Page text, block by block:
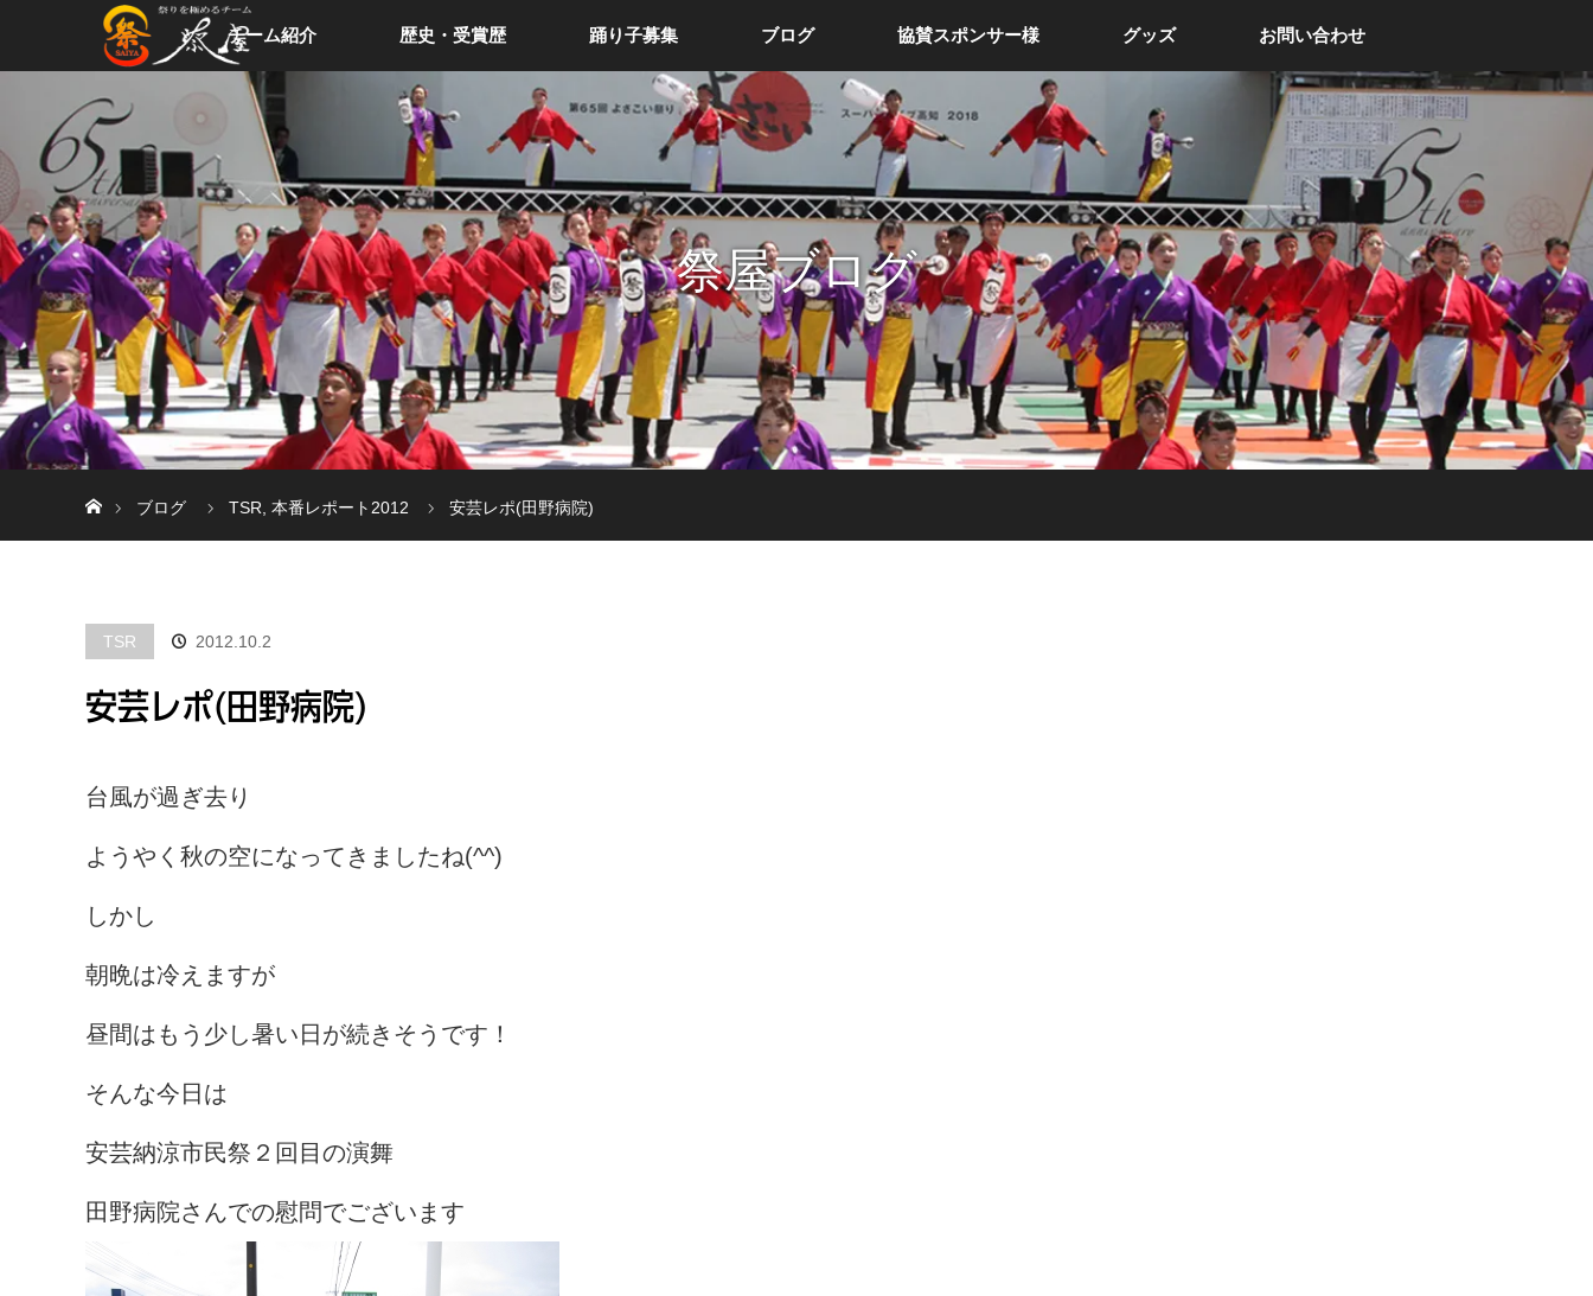
チーム紹介 歴史・受賞歴 踊り子募集 ブログ 協賛スポンサー様 グッズ お問い合わせ
祭屋ブログ
ブログ
TSR 本番レポート2012 安芸レポ(田野病院)
TSR 2012.10.2
安芸レポ(田野病院)
台風が過ぎ去り
ようやく秋の空になってきましたね(^^)
しかし
朝晩は冷えますが
昼間はもう少し暑い日が続きそうです！
そんな今日は
安芸納涼市民祭２回目の演舞
田野病院さんでの慰問でございます